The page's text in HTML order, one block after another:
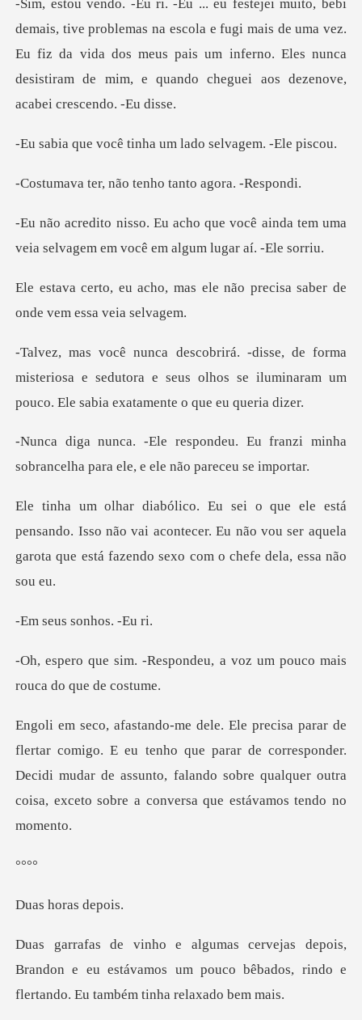
na escola e fugi mais de uma vez.
Eu fiz da vida dos meus pais um inferno. Eles nu
tinha um lado selva
ão tenho tanto ag
você ainda tem uma
veia selvagem em
as ele não precisa saber de
misteriosa e sedutora e seus olhos se iluminaram um
Eu franzi minha
sobrancelha para
ndo. Isso não vai acontecer. Eu não vou ser aquela
garota
sonhos.
ondeu, a voz um pouco mais
tenho que parar de corresponder.
Decidi mudar de assunto, falando sobre qua
°
oras d
,
Brandon e eu estávamos um pouco bêbados, rindo